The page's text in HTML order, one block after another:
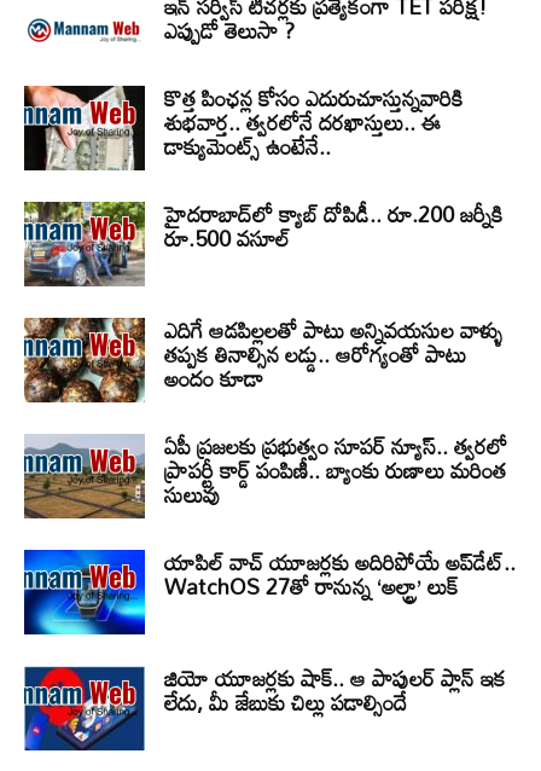
ఎప్పుడో తెలుసా ?
కొత్త పింఛన్ల కోసం ఎదురుచూస్తున్నవారికి
శుభవార్త.. త్వరలోనే దరఖాస్తులు.. ఈ
డాక్యుమెంట్స్ ఉంటేనే..
హైదరాబాద్‌లో క్యాబ్‌ దోపిడీ.. రూ.200 జర్నీకి
రూ.500 వసూల్
ఎదిగే ఆడపిల్లలతో పాటు అన్నివయసుల వాళ్ళు
తప్పక తినాల్సిన లడ్డు.. ఆరోగ్యంతో పాటు
అందం కూడా
ఏపీ ప్రజలకు ప్రభుత్వం సూపర్ న్యూస్.. త్వరలో
ప్రాపర్టీ కార్డ్ పంపిణీ.. బ్యాంకు రుణాలు మరింత
సులువు
యాపిల్ వాచ్ యూజర్లకు అదిరిపోయే అప్‌డేట్..
WatchOS 27తో రానున్న ‘అల్ట్రా’ లుక్
జియో యూజర్లకు షాక్.. ఆ పాపులర్ ప్లాన్ ఇక
లేదు, మీ జేబుకు చిల్లు పడాల్సిందే